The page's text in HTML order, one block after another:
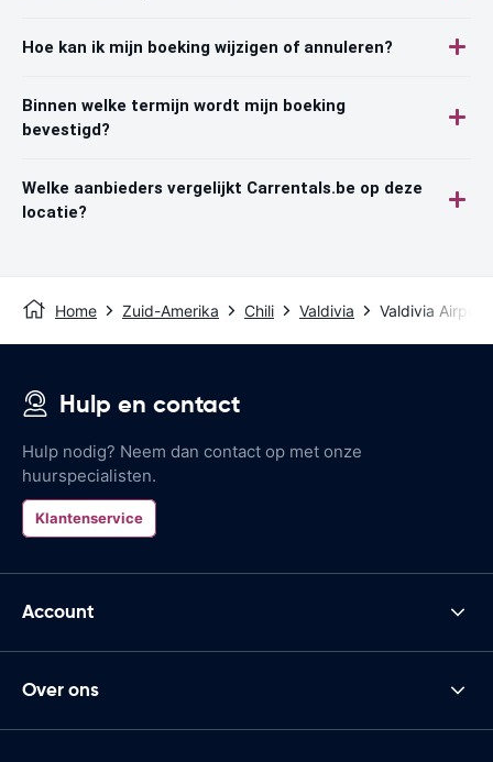
Hoe kan ik mijn boeking wijzigen of annuleren?
Binnen welke termijn wordt mijn boeking
bevestigd?
Welke aanbieders vergelijkt Carrentals.be op deze
locatie?
Home Zuid-Amerika Chili Valdivia Valdivia Airport
Hulp en contact
Hulp nodig? Neem dan contact op met onze
huurspecialisten.
Klantenservice
Account
Over ons